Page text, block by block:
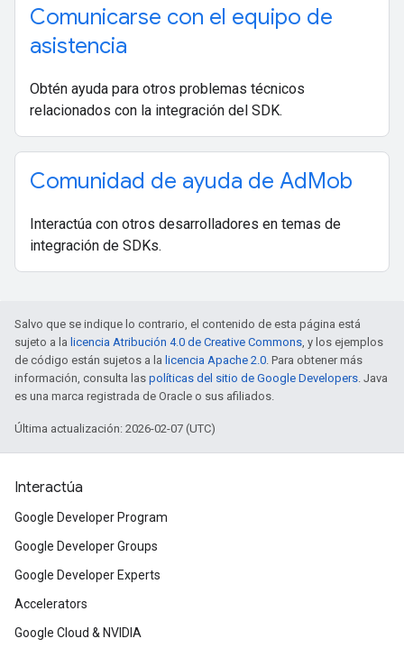
Comunicarse con el equipo de
asistencia
Obtén ayuda para otros problemas técnicos
relacionados con la integración del SDK.
Comunidad de ayuda de AdMob
Interactúa con otros desarrolladores en temas de
integración de SDKs.
Salvo que se indique lo contrario, el contenido de esta página está
sujeto a la licencia Atribución 4.0 de Creative Commons, y los ejemplos
de código están sujetos a la licencia Apache 2.0. Para obtener más
información, consulta las políticas del sitio de Google Developers. Java
es una marca registrada de Oracle o sus afiliados.
Última actualización: 2026-02-07 (UTC)
Interactúa
Google Developer Program
Google Developer Groups
Google Developer Experts
Accelerators
Google Cloud & NVIDIA